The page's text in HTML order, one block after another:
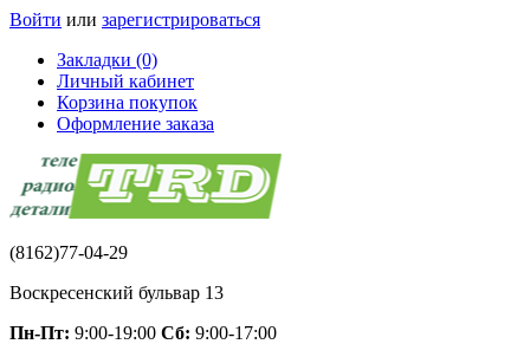
Войти или зарегистрироваться
Закладки (0)
Личный кабинет
Корзина покупок
Оформление заказа
(8162)77-04-29
Воскресенский бульвар 13
Пн-Пт: 9:00-19:00 Сб: 9:00-17:00